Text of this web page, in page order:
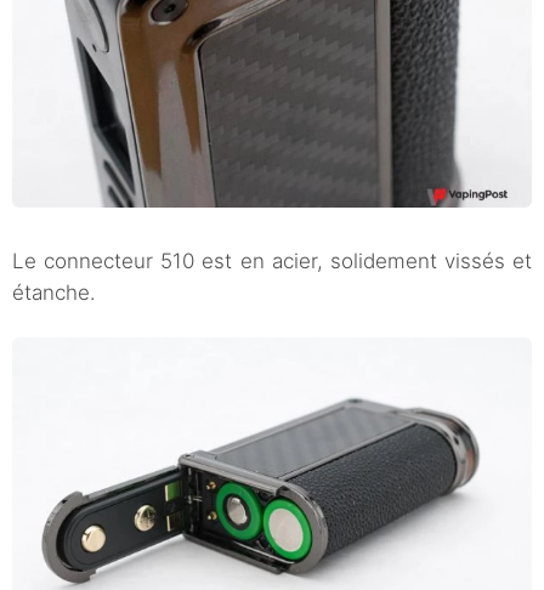
Le connecteur 510 est en acier, solidement vissés et
étanche.